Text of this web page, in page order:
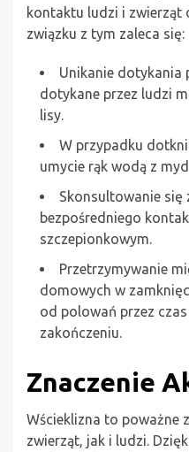
kontaktu ludzi i zwierząt
związku z tym zaleca się:
Unikanie dotykania
dotykane przez ludzi
lisy.
W przypadku
umycie rąk wodą z
Skonsultowanie się
bezpośredniego
szczepionkowym.
Przetrzymywanie
domowych w
od polowań przez
zakończeniu.
Znaczenie
Wścieklizna to poważne
zwierząt, jak i ludzi.